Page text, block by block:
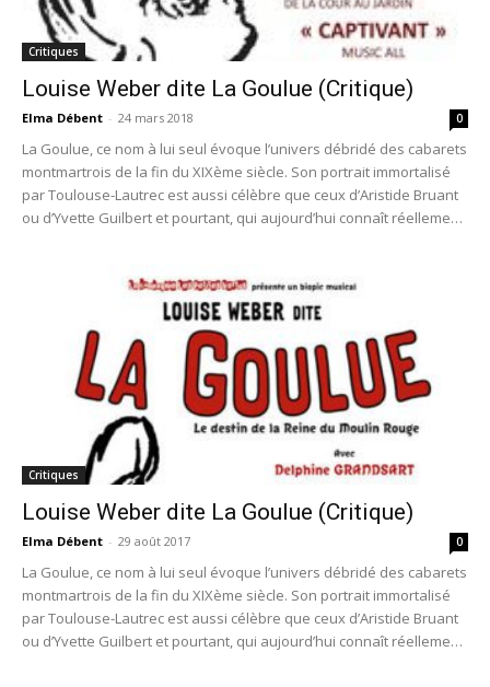
Critiques
Louise Weber dite La Goulue (Critique)
Elma Débent - 24 mars 2018 0
La Goulue, ce nom à lui seul évoque l’univers débridé des cabarets
montmartrois de la fin du XIXème siècle. Son portrait immortalisé
par Toulouse-Lautrec est aussi célèbre que ceux d’Aristide Bruant
ou d’Yvette Guilbert et pourtant, qui aujourd’hui connaît réellement
Critiques
Louise Weber dite La Goulue (Critique)
Elma Débent - 29 août 2017 0
La Goulue, ce nom à lui seul évoque l’univers débridé des cabarets
montmartrois de la fin du XIXème siècle. Son portrait immortalisé
par Toulouse-Lautrec est aussi célèbre que ceux d’Aristide Bruant
ou d’Yvette Guilbert et pourtant, qui aujourd’hui connaît réellement